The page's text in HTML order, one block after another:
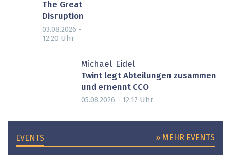
The Great
Disruption
03.08.2026 -
12:20 Uhr
Michael Eidel
Twint legt Abteilungen zusammen
und ernennt CCO
05.08.2026 - 12:17 Uhr
EVENTS » MEHR EVENTS